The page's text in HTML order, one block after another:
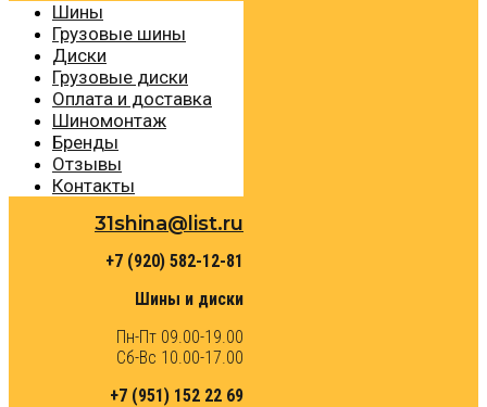
Шины
Грузовые шины
Диски
Грузовые диски
Оплата и доставка
Шиномонтаж
Бренды
Отзывы
Контакты
31shina@list.ru
+7 (920) 582-12-81
Шины и диски
Пн-Пт 09.00-19.00
Сб-Вс 10.00-17.00
+7 (951) 152 22 69